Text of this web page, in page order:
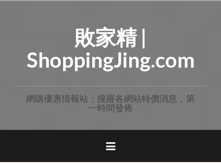
敗家精 |
ShoppingJing.com
網購優惠情報站：搜羅各網站特價消息，第
一時間發佈